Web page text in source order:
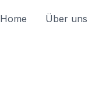
Home Über uns